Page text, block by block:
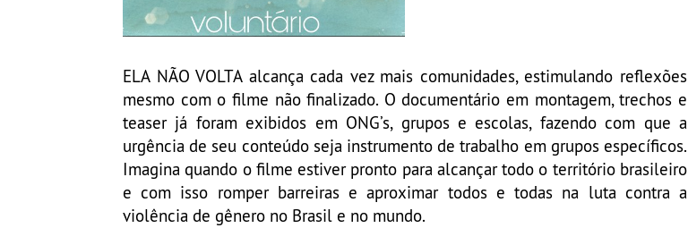
ELA NÃO VOLTA alcança cada vez mais comunidades, estimulando reflexões
mesmo com o filme não finalizado. O documentário em montagem, trechos e
teaser já foram exibidos em ONG’s, grupos e escolas, fazendo com que a
urgência de seu conteúdo seja instrumento de trabalho em grupos específicos.
Imagina quando o filme estiver pronto para alcançar todo o território brasileiro
e com isso romper barreiras e aproximar todos e todas na luta contra a
violência de gênero no Brasil e no mundo.